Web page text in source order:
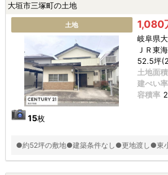
大垣市三塚町の土地
土地
15枚
1,080
岐阜県
ＪＲ東
52.5坪
土地面積
建ぺい率
容積率
●約52坪の敷地●建築条件なし●更地渡し●東